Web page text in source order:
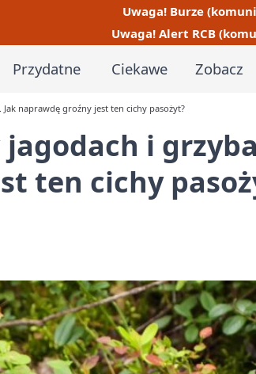
Uwaga! Burze
Uwaga! Alert RCB
Przydatne Ciekawe Zobacz
naprawdę groźny jest ten cichy pasożyt?
i
ten cichy